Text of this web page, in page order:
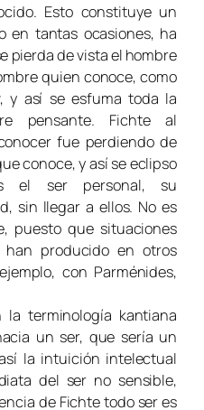
Esto constituye un
en tantas ocasiones, ha
pierda de vista el hombre
quien conoce, como
y así se esfuma toda la
pensante. Fichte al
fue perdiendo de
conoce, y así se eclipso
el ser personal, su
sin llegar a ellos. No es
puesto que situaciones
producido en otros
con Parménides,
la terminología kantiana
un ser, que sería un
así la intuición intelectual
del ser no sensible,
de Fichte todo ser es